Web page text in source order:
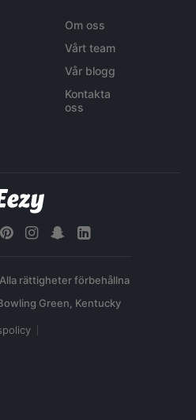
Om oss
Vårt team
Vår blogg
Kontakta
oss
rättigheter förbehållna